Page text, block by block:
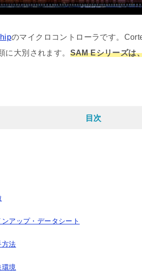
のマイクロコントローラです。
に大別されます。 SAM Eシリーズは
目次
アップ・データシート
方法
境